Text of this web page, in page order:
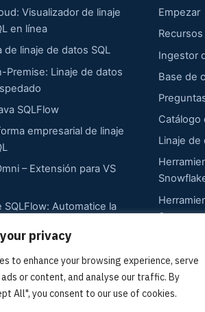
privacy
to enhance your browsing experience, serve
or content, and analyse our traffic. By
All", you consent to our use of cookies.
Visualizador de linaje
en línea
de linaje de datos SQL
Premise: Linaje de datos
SQLFlow
empresarial de linaje
– Extensión para VS
SQLFlow: Automatice la
Premium
para versión On-
Empezar
Recursos
Ingestor
Base de
Catálogo
Linaje de
Server